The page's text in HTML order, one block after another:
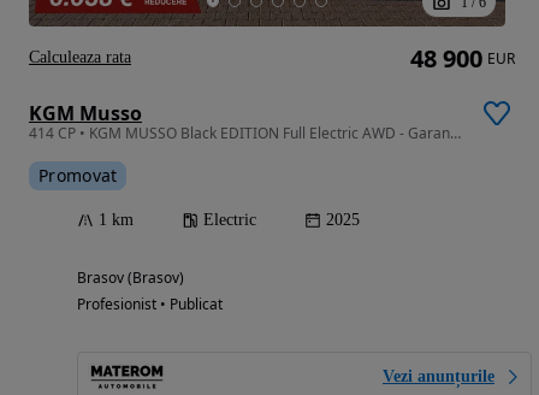
KGM Musso
414 CP • KGM MUSSO Black EDITION Full Electric AWD - Garantie Baterie 10 Ani!
Promovat
1 km Electric 2025
Brasov (Brasov)
Profesionist • Publicat
Vezi anunțurile
48 900 EUR
Calculeaza rata